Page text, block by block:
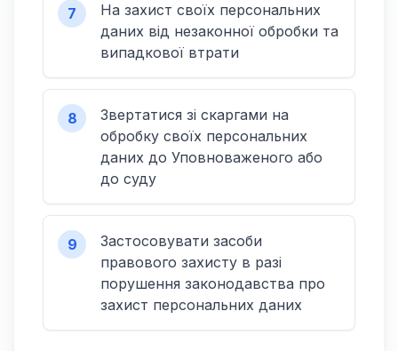
7
На захист своїх персональних
даних від незаконної обробки та
випадкової втрати
8
Звертатися зі скаргами на
обробку своїх персональних
даних до Уповноваженого або
до суду
9
Застосовувати засоби
правового захисту в разі
порушення законодавства про
захист персональних даних